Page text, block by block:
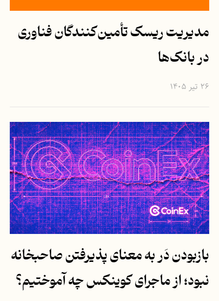
مدیریت ریسک تأمین‌کنندگان فناوری
در بانک‌ها
۲۶ تیر ۱۴۰۵
بازبودن دَر به معنای پذیرفتن صاحبخانه
نبود؛ از ماجرای کوینکس چه آموختیم؟